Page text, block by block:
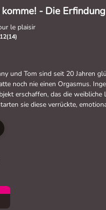
komme! - Die
le plaisir
12(14)
und Tom sind seit 20 Jahren
noch nie einen Orgasmus.
erschaffen, das die
sie diese verrückte,